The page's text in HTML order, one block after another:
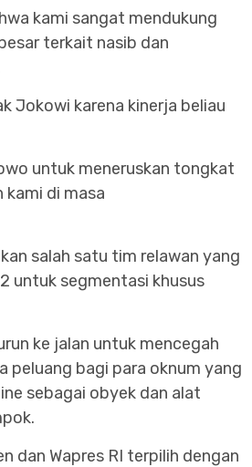
kami sangat mendukung
terkait nasib dan
Jokowi karena kinerja beliau
untuk meneruskan tongkat
di masa
salah satu tim relawan yang
untuk segmentasi khusus
ke jalan untuk mencegah
peluang bagi para oknum yang
sebagai obyek dan alat
dan Wapres RI terpilih dengan